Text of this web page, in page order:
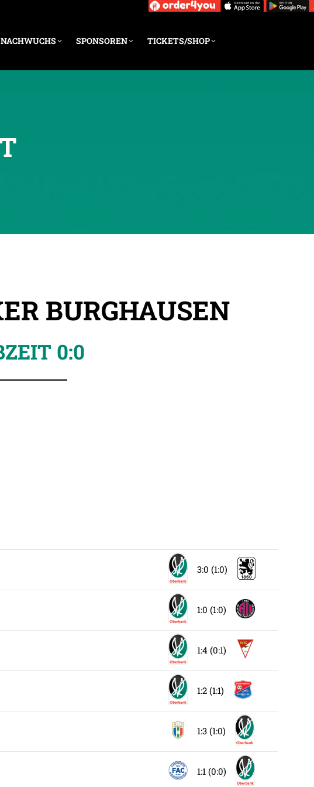
NACHWUCHS SPONSOREN TICKETS/SHOP
BURGHAUSEN
0:0
3:0 (1:0)
1:0 (1:0)
1:4 (0:1)
1:2 (1:1)
1:3 (1:0)
1:1 (0:0)